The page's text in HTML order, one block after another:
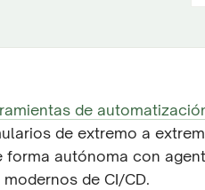
de
de extremo a
forma autónoma con
de CI/CD.